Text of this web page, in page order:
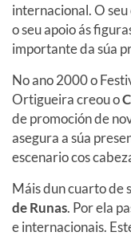
internacional. O
o seuapoio ás
importante da súa
No ano 2000 o
Ortigueira creou o
de promoción de
asegura a súa
escenario cos
Máis duncuarto de
de Runas. Por ela
e internacionais.